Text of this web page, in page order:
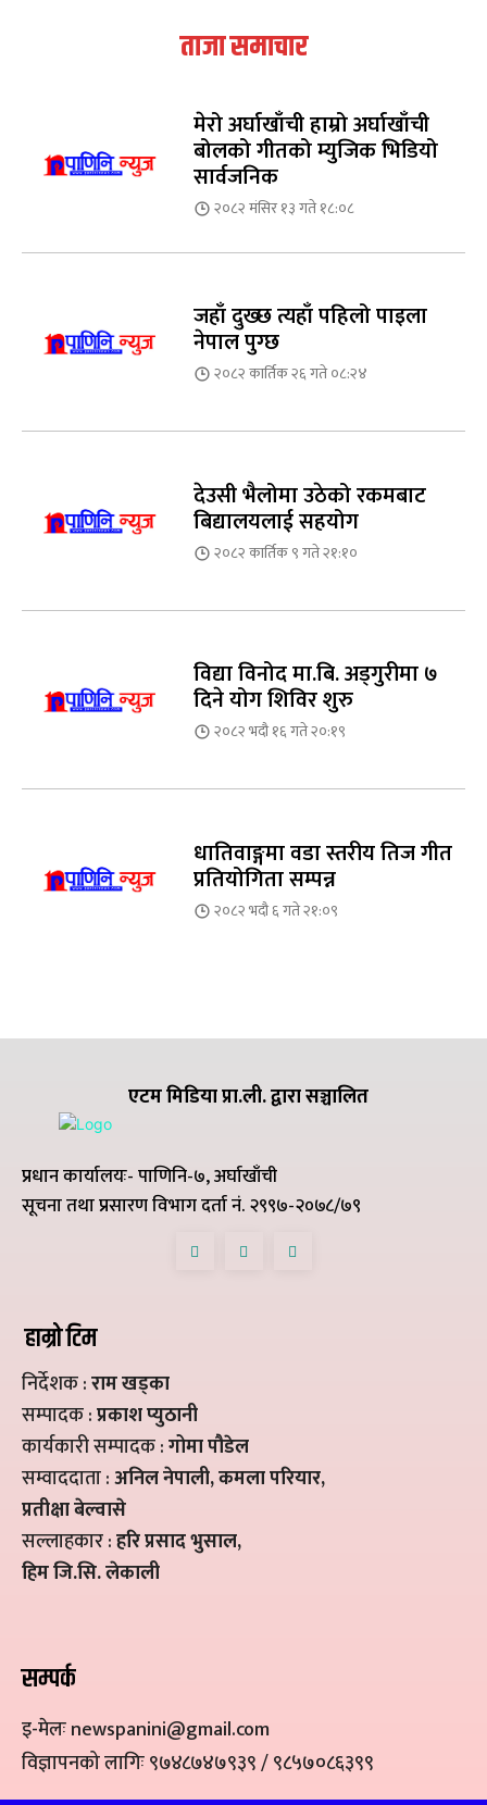
ताजा समाचार
मेरो अर्घाखाँची हाम्रो अर्घाखाँची
बोलको गीतको म्युजिक भिडियो
सार्वजनिक
२०८२ मंसिर १३ गते १८:०८
जहाँ दुख्छ त्यहाँ पहिलो पाइला
नेपाल पुग्छ
२०८२ कार्तिक २६ गते ०८:२४
देउसी भैलोमा उठेको रकमबाट
बिद्यालयलाई सहयोग
२०८२ कार्तिक ९ गते २१:१०
विद्या विनोद मा.बि. अड्गुरीमा ७
दिने योग शिविर शुरु
२०८२ भदौ १६ गते २०:१९
धातिवाङ्गमा वडा स्तरीय तिज गीत
प्रतियोगिता सम्पन्न
२०८२ भदौ ६ गते २१:०९
एटम मिडिया प्रा.ली. द्वारा सञ्चालित
प्रधान कार्यालयः- पाणिनि-७, अर्घाखाँची
सूचना तथा प्रसारण विभाग दर्ता नं. २९९७-२०७८/७९
हाम्रो टिम
निर्देशक :राम खड्का
सम्पादक :प्रकाश प्युठानी
कार्यकारी सम्पादक :गोमा पौडेल
सम्वाददाता :अनिल नेपाली, कमला परियार,
प्रतीक्षा बेल्वासे
सल्लाहकार :हरि प्रसाद भुसाल,
हिम जि.सि. लेकाली
सम्पर्क
इ-मेलः newspanini@gmail.com
विज्ञापनको लागिः ९७४८७४७९३९ / ९८५७०८६३९९